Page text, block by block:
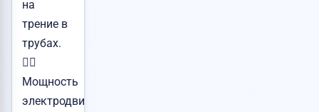
на
трение в
трубах.
👉🏻
Мощность
электродвигателя: